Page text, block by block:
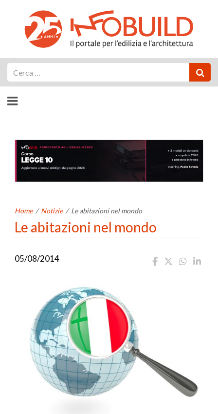
Home / Notizie / Le abitazioni nel mondo
Le abitazioni nel mondo
05/08/2014